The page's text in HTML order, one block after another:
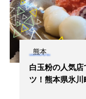
熊本
白玉粉の人気
ツ！熊本県氷川